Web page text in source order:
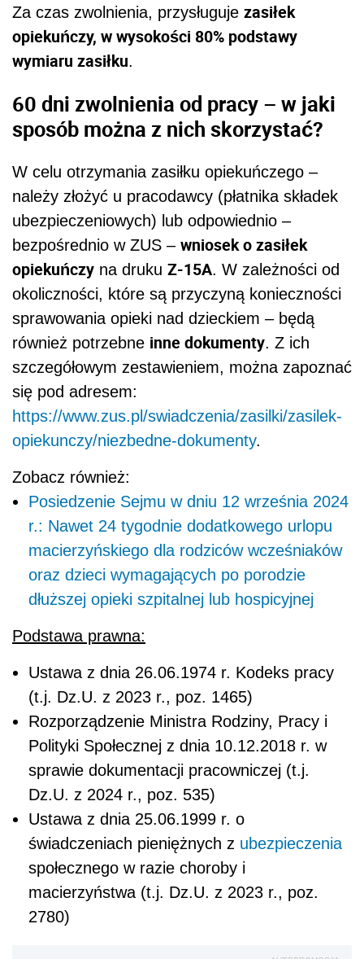
Za czas zwolnienia, przysługuje zasiłek
opiekuńczy, w wysokości 80% podstawy
wymiaru zasiłku.
60 dni zwolnienia od pracy – w jaki
sposób można z nich skorzystać?
W celu otrzymania zasiłku opiekuńczego –
należy złożyć u pracodawcy (płatnika składek
ubezpieczeniowych) lub odpowiednio –
bezpośrednio w ZUS – wniosek o zasiłek
opiekuńczy na druku Z-15A. W zależności od
okoliczności, które są przyczyną konieczności
sprawowania opieki nad dzieckiem – będą
również potrzebne inne dokumenty. Z ich
szczegółowym zestawieniem, można zapoznać
się pod adresem:
https://www.zus.pl/swiadczenia/zasilki/zasilek-
opiekunczy/niezbedne-dokumenty.
Zobacz również:
Posiedzenie Sejmu w dniu 12 września 2024
r.: Nawet 24 tygodnie dodatkowego urlopu
macierzyńskiego dla rodziców wcześniaków
oraz dzieci wymagających po porodzie
dłuższej opieki szpitalnej lub hospicyjnej
Podstawa prawna:
Ustawa z dnia 26.06.1974 r. Kodeks pracy
(t.j. Dz.U. z 2023 r., poz. 1465)
Rozporządzenie Ministra Rodziny, Pracy i
Polityki Społecznej z dnia 10.12.2018 r. w
sprawie dokumentacji pracowniczej (t.j.
Dz.U. z 2024 r., poz. 535)
Ustawa z dnia 25.06.1999 r. o
świadczeniach pieniężnych z ubezpieczenia
społecznego w razie choroby i
macierzyństwa (t.j. Dz.U. z 2023 r., poz.
2780)